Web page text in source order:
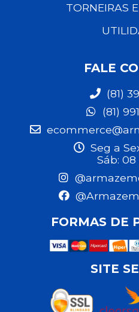
TORNEIRAS
FALE
(81)
(81)
Seg a
Sáb: 08
FORMAS DE
SITE